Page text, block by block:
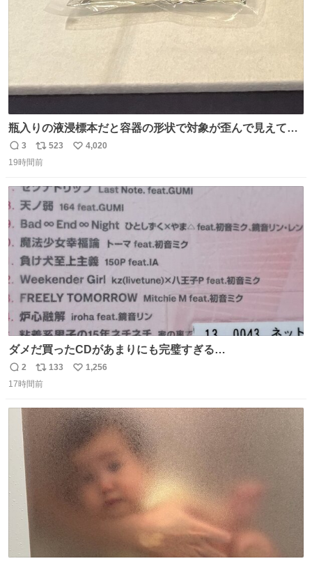
瓶入りの液浸標本だと容器の形状で対象が歪んで見えてし
まうことから、なるべく歪みがない状態で観察しやすいよ
うにこのような形で保存していると前に科博の先生から教
返
信
3
リ
ポ
ト
数
523
い
数
4,020
19時間前
ダメだ買ったCDがあまりにも完璧すぎる…
返
信
2
リ
ポ
ト
数
133
い
数
1,256
17時間前